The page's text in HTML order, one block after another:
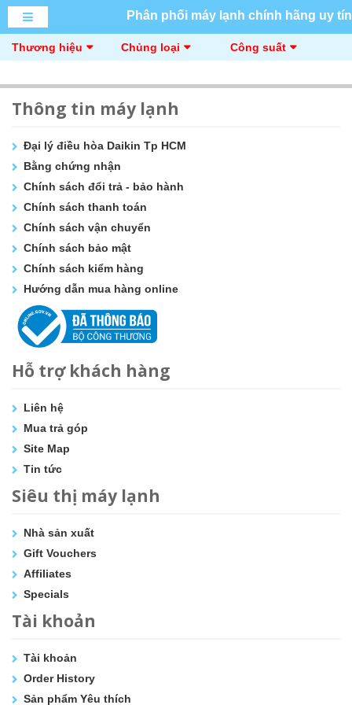
Phân phối máy lạnh chính hãng uy tín
Thương hiệu Chủng loại Công suất
Thông tin máy lạnh
Đại lý điều hòa Daikin Tp HCM
Bằng chứng nhận
Chính sách đổi trả - bảo hành
Chính sách thanh toán
Chính sách vận chuyển
Chính sách bảo mật
Chính sách kiểm hàng
Hướng dẫn mua hàng online
Hỗ trợ khách hàng
Liên hệ
Mua trả góp
Site Map
Tin tức
Siêu thị máy lạnh
Nhà sản xuất
Gift Vouchers
Affiliates
Specials
Tài khoản
Tài khoản
Order History
Sản phẩm Yêu thích